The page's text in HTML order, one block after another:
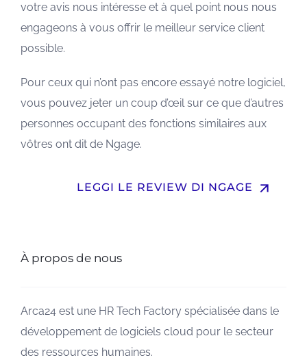
votre avis nous intéresse et à quel point nous nous
engageons à vous offrir le meilleur service client
possible.
Pour ceux qui n’ont pas encore essayé notre logiciel,
vous pouvez jeter un coup d’œil sur ce que d’autres
personnes occupant des fonctions similaires aux
vôtres ont dit de Ngage.
LEGGI LE REVIEW DI NGAGE arrow_upward
À propos de nous
Arca24 est une HR Tech Factory spécialisée dans le
développement de logiciels cloud pour le secteur
des ressources humaines.